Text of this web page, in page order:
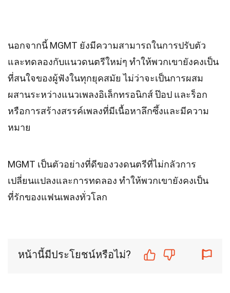
นอกจากนี้ MGMT ยังมีความสามารถในการปรับตัว
และทดลองกับแนวดนตรีใหม่ๆ ทำให้พวกเขายังคงเป็น
ที่สนใจของผู้ฟังในทุกยุคสมัย ไม่ว่าจะเป็นการผสม
ผสานระหว่างแนวเพลงอิเล็กทรอนิกส์ ป๊อป และร็อก
หรือการสร้างสรรค์เพลงที่มีเนื้อหาลึกซึ้งและมีความ
หมาย
MGMT เป็นตัวอย่างที่ดีของวงดนตรีที่ไม่กลัวการ
เปลี่ยนแปลงและการทดลอง ทำให้พวกเขายังคงเป็น
ที่รักของแฟนเพลงทั่วโลก
หน้านี้มีประโยชน์หรือไม่?